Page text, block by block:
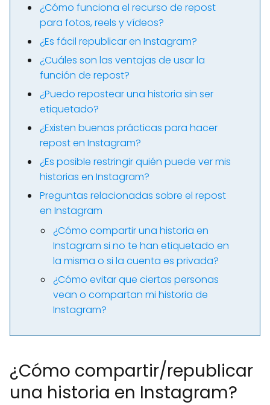
¿Cómo funciona el recurso de repost
para fotos, reels y vídeos?
¿Es fácil republicar en Instagram?
¿Cuáles son las ventajas de usar la
función de repost?
¿Puedo repostear una historia sin ser
etiquetado?
¿Existen buenas prácticas para hacer
repost en Instagram?
¿Es posible restringir quién puede ver mis
historias en Instagram?
Preguntas relacionadas sobre el repost
en Instagram
¿Cómo compartir una historia en
Instagram si no te han etiquetado en
la misma o si la cuenta es privada?
¿Cómo evitar que ciertas personas
vean o compartan mi historia de
Instagram?
¿Cómo compartir/republicar
una historia en Instagram?